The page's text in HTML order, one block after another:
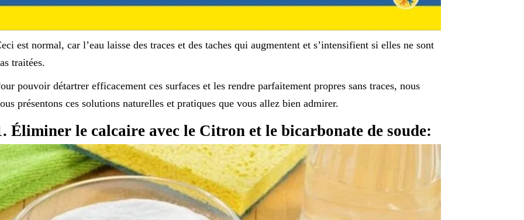
est normal, car l’eau laisse des traces et des taches qui augmentent et s’intensifient si elles ne sont
traitées.
pouvoir détartrer efficacement ces surfaces et les rendre parfaitement propres sans traces, nous
présentons ces solutions naturelles et pratiques que vous allez bien admirer.
Éliminer le calcaire avec le Citron et le bicarbonate de soude: